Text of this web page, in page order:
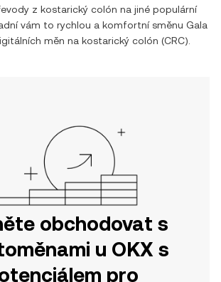
z kostarický colón na jiné populární
vám to rychlou a komfortní směnu Gala
měn na kostarický colón (CRC).
obchodovat s
u OKX s
pro